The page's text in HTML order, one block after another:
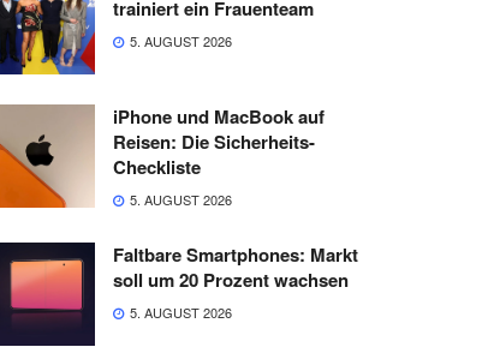
trainiert ein Frauenteam
5. AUGUST 2026
iPhone und MacBook auf
Reisen: Die Sicherheits-
Checkliste
5. AUGUST 2026
Faltbare Smartphones: Markt
soll um 20 Prozent wachsen
5. AUGUST 2026